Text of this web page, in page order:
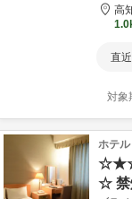
高
直
対象
ホテル
☆ 禁